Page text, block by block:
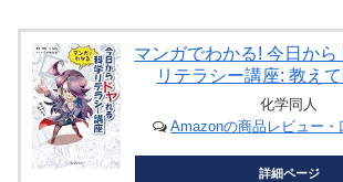
マンガでわかる! 今日から
リテラシー講座: 教え
化学同人
Amazonの商品レビュー・
詳細ページ